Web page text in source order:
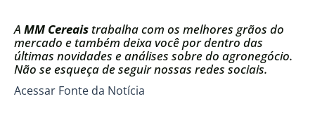
A MM Cereais trabalha com os melhores grãos do
mercado e também deixa você por dentro das
últimas novidades e análises sobre do agronegócio.
Não se esqueça de seguir nossas redes sociais.
Acessar Fonte da Notícia